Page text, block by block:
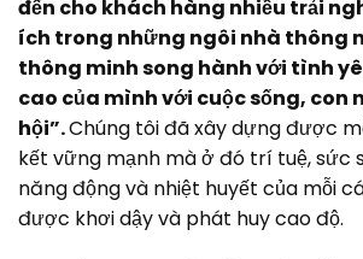
đến cho khách hàng nhiều trải
ích trong những ngôi nhà thông
thông minh song hành với tình
cao của mình với cuộc sống, con
hội”.Chúng tôi đã xây dựng được
kết vững mạnh mà ở đó trí tuệ, sức
năng động và nhiệt huyết của mỗi
được khơi dậy và phát huy cao độ.